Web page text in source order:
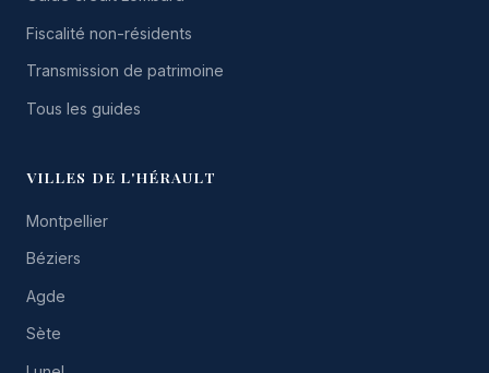
Fiscalité non-résidents
Transmission de patrimoine
Tous les guides
VILLES DE L'HÉRAULT
Montpellier
Béziers
Agde
Sète